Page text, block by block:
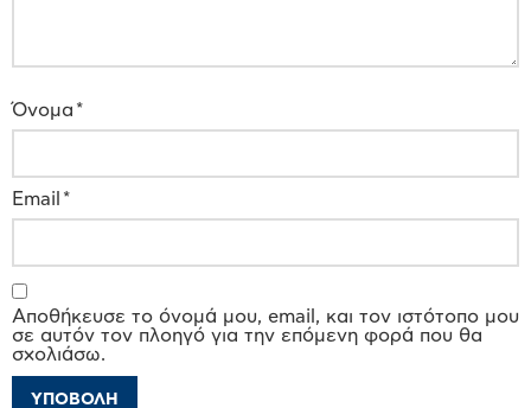
Όνομα *
Email *
Αποθήκευσε το όνομά μου, email, και τον ιστότοπο μου
σε αυτόν τον πλοηγό για την επόμενη φορά που θα
σχολιάσω.